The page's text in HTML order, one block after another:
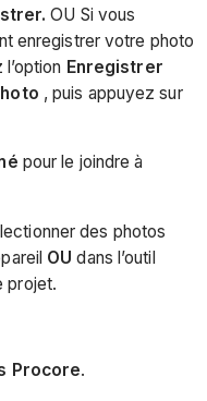
OU Si vous
enregistrer votre photo
Enregistrer
, puis appuyez sur
pour le joindre à
des photos
OU dans l’outil
projet.
Procore.